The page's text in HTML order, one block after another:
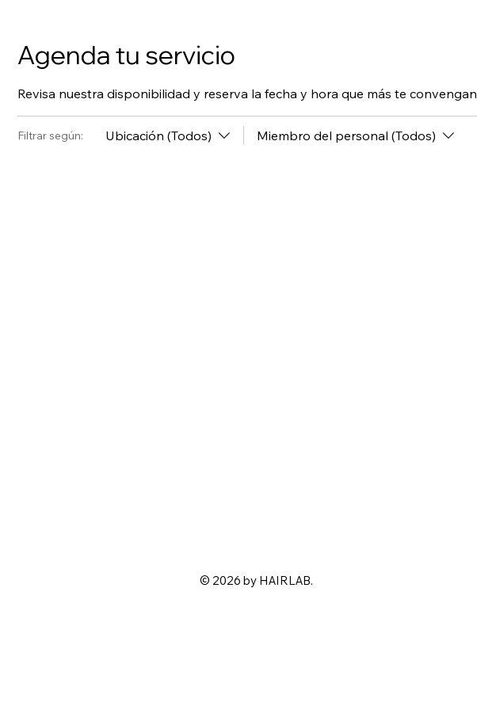
Agenda tu servicio
Revisa nuestra disponibilidad y reserva la fecha y hora que más te convengan
Filtrar según: Ubicación (Todos) Miembro del personal (Todos)
© 2026 by HAIRLAB.